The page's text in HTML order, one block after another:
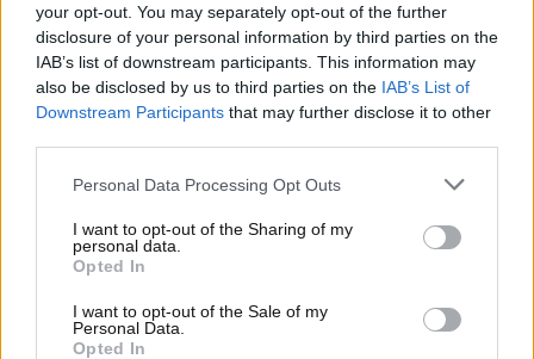
your opt-out. You may separately opt-out of the further
disclosure of your personal information by third parties on the
IAB’s list of downstream participants. This information may
also be disclosed by us to third parties on the IAB’s List of
Downstream Participants that may further disclose it to other
Personal Data Processing Opt Outs
I want to opt-out of the Sharing of my
personal data.
Opted In
I want to opt-out of the Sale of my
Personal Data.
Opted In
Schumacher si sbilancia su
Jack Doohan
Jack Doohan sarà uno dei piloti più tenuti
d’occhio in questa prima fase del 2025.D’altronde,
Flavio Briatore è stato chiaro: in caso di risultati non
a stagione in corso. Situazione che sollecita il punto
di vista di una figura d’esperienza come l’ex pilota di
Briatore.